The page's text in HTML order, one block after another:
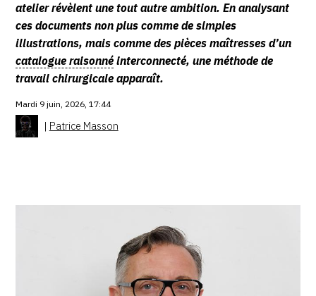
INSTAGRAM
FACEBOOK
TWITTER
atelier révèlent une tout autre ambition. En analysant
ces documents non plus comme de simples
illustrations, mais comme des pièces maîtresses d’un
catalogue raisonné interconnecté, une méthode de
travail chirurgicale apparaît.
Mardi 9 juin, 2026, 17:44
| Patrice Masson